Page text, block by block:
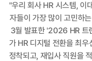
"우리 회사 HR 시스템,
자들이 가장 많이 고민하
3월 발표한 '2026 HR 트
가 HR 디지털 전환을 최
정착되고, 재입사 직원을